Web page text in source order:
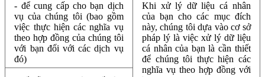
- để cung cấp cho bạn dịch
vụ của chúng tôi (bao gồm
việc thực hiện các nghĩa vụ
theo hợp đồng của chúng tôi
với bạn đối với các dịch vụ
đó)
Khi xử lý dữ liệu cá nhân
của bạn cho các mục đích
này, chúng tôi dựa vào cơ sở
pháp lý là việc xử lý dữ liệu
cá nhân của bạn là cần thiết
để chúng tôi thực hiện các
nghĩa vụ theo hợp đồng với